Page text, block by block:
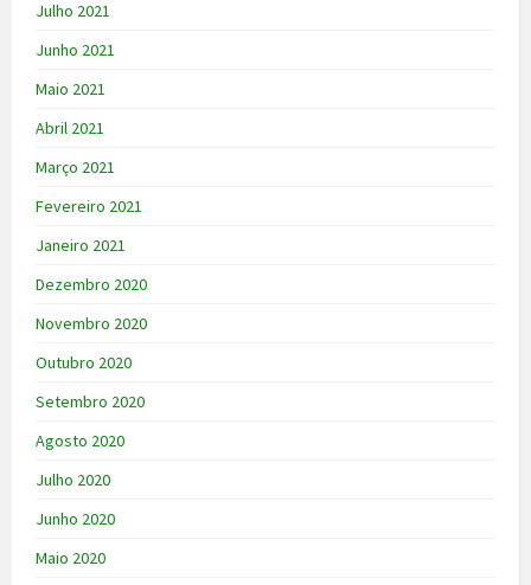
Julho 2021
Junho 2021
Maio 2021
Abril 2021
Março 2021
Fevereiro 2021
Janeiro 2021
Dezembro 2020
Novembro 2020
Outubro 2020
Setembro 2020
Agosto 2020
Julho 2020
Junho 2020
Maio 2020